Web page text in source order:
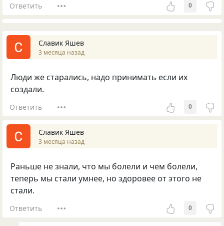
Ответить 0
Славик Яшев
3 месяца назад
Люди же старались, надо принимать если их
создали.
Ответить 0
Славик Яшев
3 месяца назад
Раньше не знали, что мы болели и чем болели,
теперь мы стали умнее, но здоровее от этого не
стали.
Ответить 0